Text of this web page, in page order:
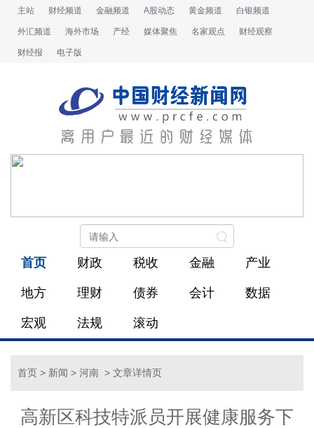
主站 财经频道 金融频道 A股动态 黄金频道 白银频道
外汇频道 海外市场 产经 媒体聚焦 名家观点 财经观察
财经报 电子版
首页 财政 税收 金融 产业
地方 理财 债券 会计 数据
宏观 法规 滚动
首页 > 新闻 > 河南 > 文章详情页
高新区科技特派员开展健康服务下